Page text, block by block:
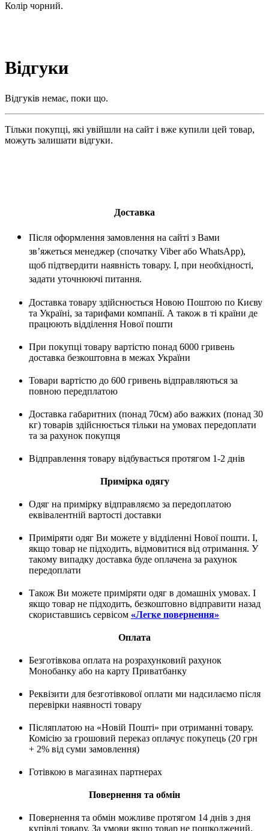
Колір чорний.
Відгуки
Відгуків немає, поки що.
Тільки покупці, які увійшли на сайт і вже купили цей товар,
можуть залишати відгуки.
Доставка
Після оформлення замовлення на сайті з Вами
зв’яжеться менеджер (спочатку Viber або WhatsApp),
щоб підтвердити наявність товару. І, при необхідності,
задати уточнюючі питання.
Доставка товару здійснюється Новою Поштою по Києву
та Україні, за тарифами компанії. А також в ті країни де
працюють відділення Нової пошти
При покупці товару вартістю понад 6000 гривень
доставка безкоштовна в межах України
Товари вартістю до 600 гривень відправляються за
повною передплатою
Доставка габаритних (понад 70см) або важких (понад 30
кг) товарів здійснюється тільки на умовах передоплати
та за рахунок покупця
Відправлення товару відбувається протягом 1-2 днів
Примірка одягу
Одяг на примірку відправляємо за передоплатою
еквівалентній вартості доставки
Приміряти одяг Ви можете у відділенні Нової пошти. І,
якщо товар не підходить, відмовитися від отримання. У
такому випадку доставка буде оплачена за рахунок
передоплати
Також Ви можете приміряти одяг в домашніх умовах. І
якщо товар не підходить, безкоштовно відправити назад
скориставшись сервісом «Легке повернення»
Оплата
Безготівкова оплата на розрахунковий рахунок
Монобанку або на карту Приватбанку
Реквізити для безготівкової оплати ми надсилаємо після
перевірки наявності товару
Післяплатою на «Новій Пошті» при отриманні товару.
Комісію за грошовий переказ оплачує покупець (20 грн
+ 2% від суми замовлення)
Готівкою в магазинах партнерах
Повернення та обмін
Повернення та обмін можливе протягом 14 днів з дня
купівлі товару. За умови якщо товар не пошкоджений,